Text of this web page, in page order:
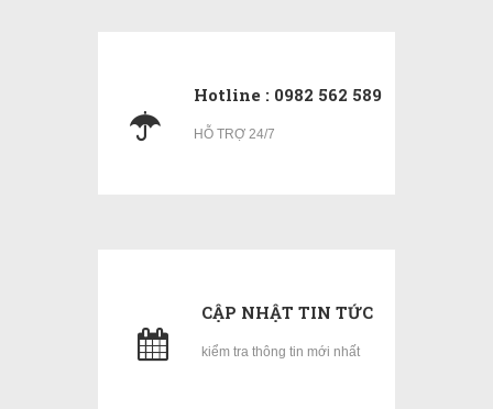
Hotline : 0982 562 589
HỖ TRỢ 24/7
CẬP NHẬT TIN TỨC
kiểm tra thông tin mới nhất